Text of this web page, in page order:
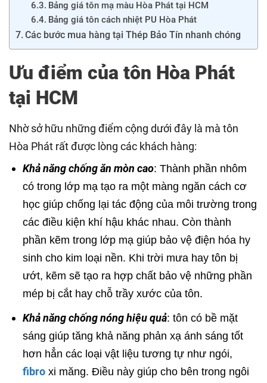
Bảng giá tôn mạ màu Hòa Phát tại HCM
Bảng giá tôn cách nhiệt PU Hòa Phát
Các bước mua hàng tại Thép Bảo Tín nhanh chóng
Ưu điểm của tôn Hòa Phát
tại HCM
Nhờ sở hữu những điểm cộng dưới đây là mà tôn
Hòa Phát rất được lòng các khách hàng:
Khả năng chống ăn mòn cao: Thành phần nhôm
có trong lớp mạ tạo ra một màng ngăn cách cơ
học giúp chống lại tác động của môi trường trong
các điều kiện khí hậu khác nhau. Còn thành
phần kẽm trong lớp mạ giúp bảo vệ điện hóa hy
sinh cho kim loại nền. Khi trời mưa hay tôn bị
ướt, kẽm sẽ tạo ra hợp chất bảo vệ những phần
mép bị cắt hay chỗ trầy xước của tôn.
Khả năng chống nóng hiệu quả: tôn có bề mặt
sáng giúp tăng khả năng phản xạ ánh sáng tốt
hơn hẳn các loại vật liệu tương tự như ngói,
fibro xi măng. Điều này giúp cho bên trong ngôi